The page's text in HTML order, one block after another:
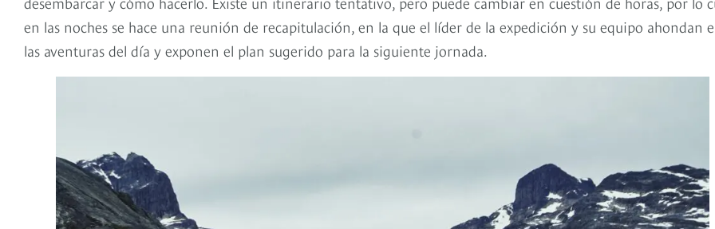
en las noches se hace una reunión de recapitulación, en la que el líder de la expedición y su equipo ahondan
las aventuras del día y exponen el plan sugerido para la siguiente jornada.